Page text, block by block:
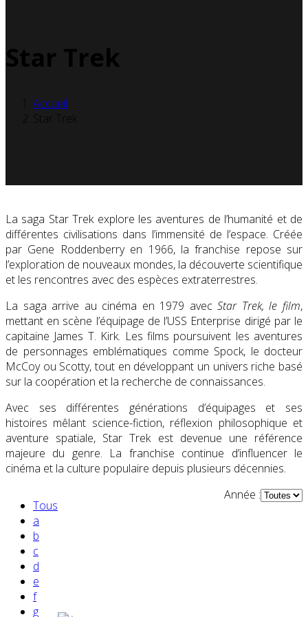
Star Trek
Accueil
Star Trek
La saga Star Trek explore les aventures de l’humanité et de
différentes civilisations dans l’immensité de l’espace. Créée
par Gene Roddenberry en 1966, la franchise repose sur
l’exploration de nouveaux mondes, la découverte scientifique
et les rencontres avec des espèces extraterrestres.
La saga arrive au cinéma en 1979 avecStar Trek, le film,
mettant en scène l’équipage de l’USS Enterprise dirigé par le
capitaine James T. Kirk. Les films poursuivent les aventures
de personnages emblématiques comme Spock, le docteur
McCoy ou Scotty, tout en développant un univers riche basé
sur la coopération et la recherche de connaissances.
Avec ses différentes générations d’équipages et ses
histoires mêlant science-fiction, réflexion philosophique et
aventure spatiale, Star Trek est devenue une référence
majeure du genre. La franchise continue d’influencer le
cinéma et la culture populaire depuis plusieurs décennies.
Tous
a
b
c
d
e
f
g
Année :